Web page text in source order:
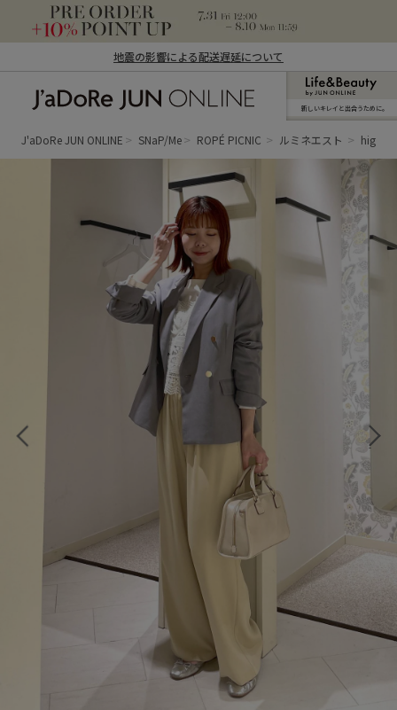
地震の影響による配送遅延について
ン オンライン）
新しいキレイと出合うために。
J'aDoRe JUN ONLINE SNaP/Me ROPÉ PICNIC ルミネエスト